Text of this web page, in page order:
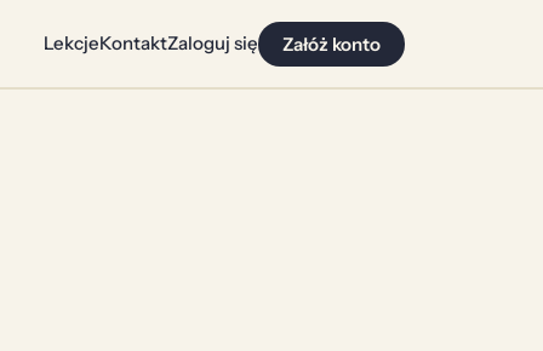
LekcjeKontaktZaloguj się Załóż konto